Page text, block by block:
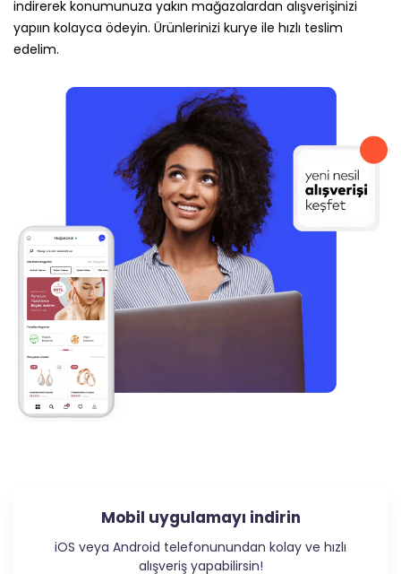
indirerek konumunuza yakın mağazalardan alışverişinizi
yapıın kolayca ödeyin. Ürünlerinizi kurye ile hızlı teslim
edelim.
Mobil uygulamayı indirin
iOS veya Android telefonunundan kolay ve hızlı
alışveriş yapabilirsin!